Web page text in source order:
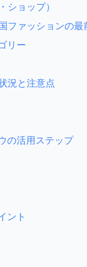
ショップ）
ファッションの最
リー
況と注意点
の活用ステップ
ント